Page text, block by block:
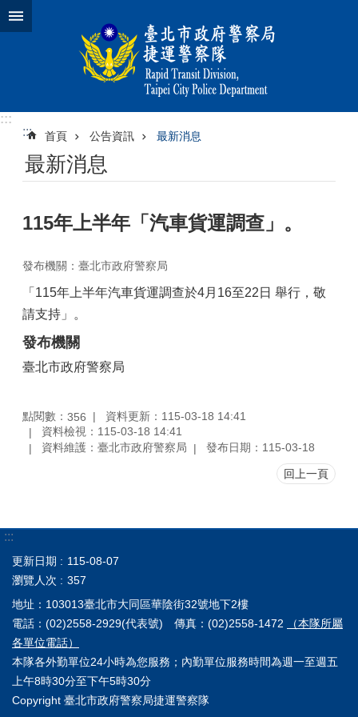
跳到主要內容區塊
:::
:::
首頁 公告資訊 最新消息
最新消息
115年上半年「汽車貨運調查」。
發布機關：臺北市政府警察局
「115年上半年汽車貨運調查於4月16至22日 舉行，敬
請支持」。
發布機關
臺北市政府警察局
點閱數： 356
資料更新：115-03-18 14:41
資料檢視：115-03-18 14:41
資料維護：臺北市政府警察局
發布日期：115-03-18
回上一頁
:::
更新日期
115-08-07
瀏覽人次
357
地址：103013臺北市大同區華陰街32號地下2樓
電話：(02)2558-2929(代表號) 傳真：(02)2558-1472
（本隊所屬
各單位電話）
本隊各外勤單位24小時為您服務；內勤單位服務時間為週一至週五
上午8時30分至下午5時30分
Copyright 臺北市政府警察局捷運警察隊